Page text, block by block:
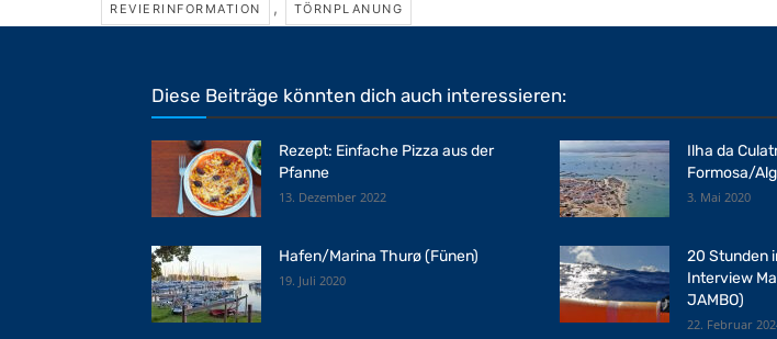
REVIERINFORMATION , TÖRNPLANUNG
Diese Beiträge könnten dich auch interessieren:
Rezept: Einfache Pizza aus der
Pfanne
13. Dezember 2022
Ilha da
Formosa/
3. Mai 2020
Hafen/Marina Thurø (Fünen)
19. Juli 2020
20 Stunden
Interview
JAMBO)
22. Februar